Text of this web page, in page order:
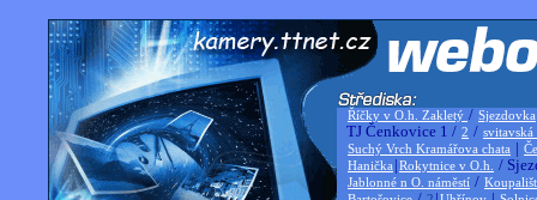
Říčky v O.h. Zakletý / Sjezdovka
TJ Čenkovice 1 / 2 / svitavská
Suchý Vrch Kramářova chata |
Hanička |Rokytnice v O.h. /
Jablonné n O. náměstí /